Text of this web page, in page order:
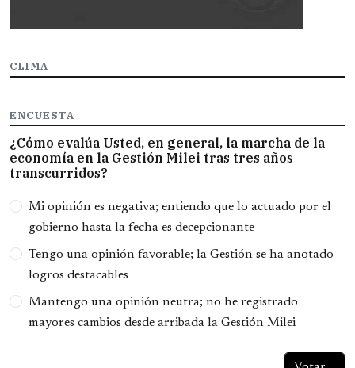
CLIMA
ENCUESTA
¿Cómo evalúa Usted, en general, la marcha de la
economía en la Gestión Milei tras tres años
transcurridos?
Opciones
Mi opinión es negativa; entiendo que lo actuado por el
gobierno hasta la fecha es decepcionante
Tengo una opinión favorable; la Gestión se ha anotado
logros destacables
Mantengo una opinión neutra; no he registrado
mayores cambios desde arribada la Gestión Milei